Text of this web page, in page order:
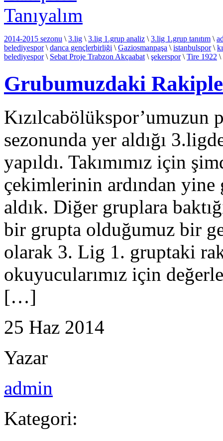
2014-2015 sezonu \3.lig \3.lig 1.grup analiz \3.lig 1.grup tanıtım \
belediyespor\darıca gençlerbirliği \Gaziosmanpaşa \istanbulspor\
belediyespor\ Sebat Proje Trabzon Akçaabat\şekerspor\Tire 1922 \
Grubumuzdaki
sezonunda yer aldığı
yapıldı. Takımımız için
çekimlerinin ardından
aldık. Diğer gruplara
bir grupta olduğumuz bir
olarak 3. Lig 1. gruptaki
okuyucularımız için
[…]
25 Haz 2014
Yazar
admin
Kategori: